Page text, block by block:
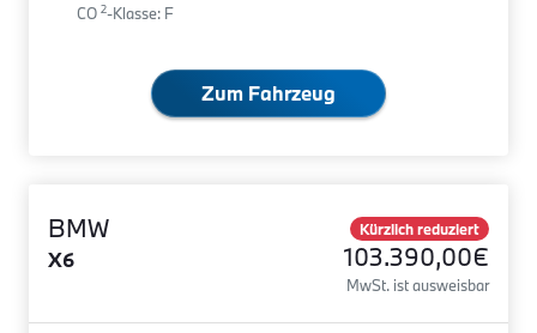
CO 2-Klasse: F
Zum Fahrzeug
BMW
X6
Kürzlich reduziert
103.390,00€
MwSt. ist ausweisbar